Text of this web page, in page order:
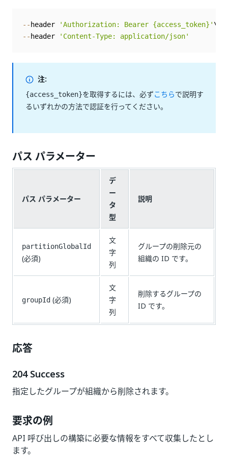
-- header 'Authorization: Bearer {access_token}'
-- header 'Content-Type: application/json'
注:
{access_token}を取得するには、必ずこちらで説明す
るいずれかの方法で認証を行ってください。
パス パラメーター
パス パラメーター
デ
ー
タ
型
説明
partitionGlobalId
(必須)
文
字
列
グループの削除元の
組織の ID です。
groupId (必須)
文
字
列
削除するグループの
ID です。
応答
204 Success
指定したグループが組織から削除されます。
要求の例
API 呼び出しの構築に必要な情報をすべて収集したとし
ます。